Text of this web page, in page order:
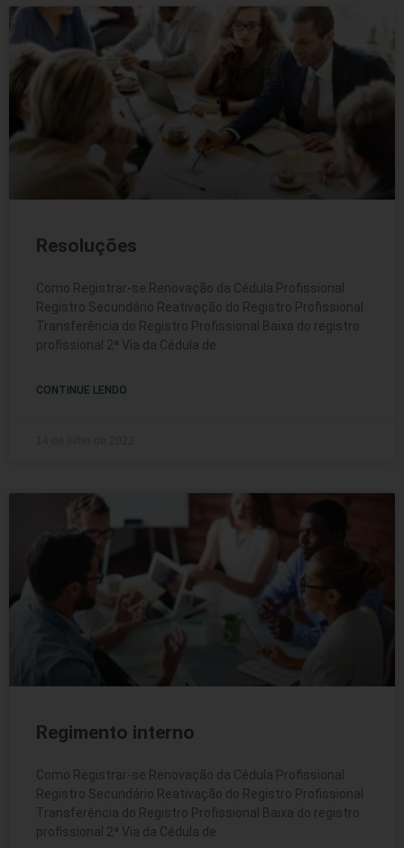
Resoluções
Como Registrar-se Renovação da Cédula Profissional
Registro Secundário Reativação do Registro Profissional
Transferência do Registro Profissional Baixa do registro
profissional 2ª Via da Cédula de
CONTINUE LENDO
Regimento interno
Como Registrar-se Renovação da Cédula Profissional
Registro Secundário Reativação do Registro Profissional
Transferência do Registro Profissional Baixa do registro
profissional 2ª Via da Cédula de